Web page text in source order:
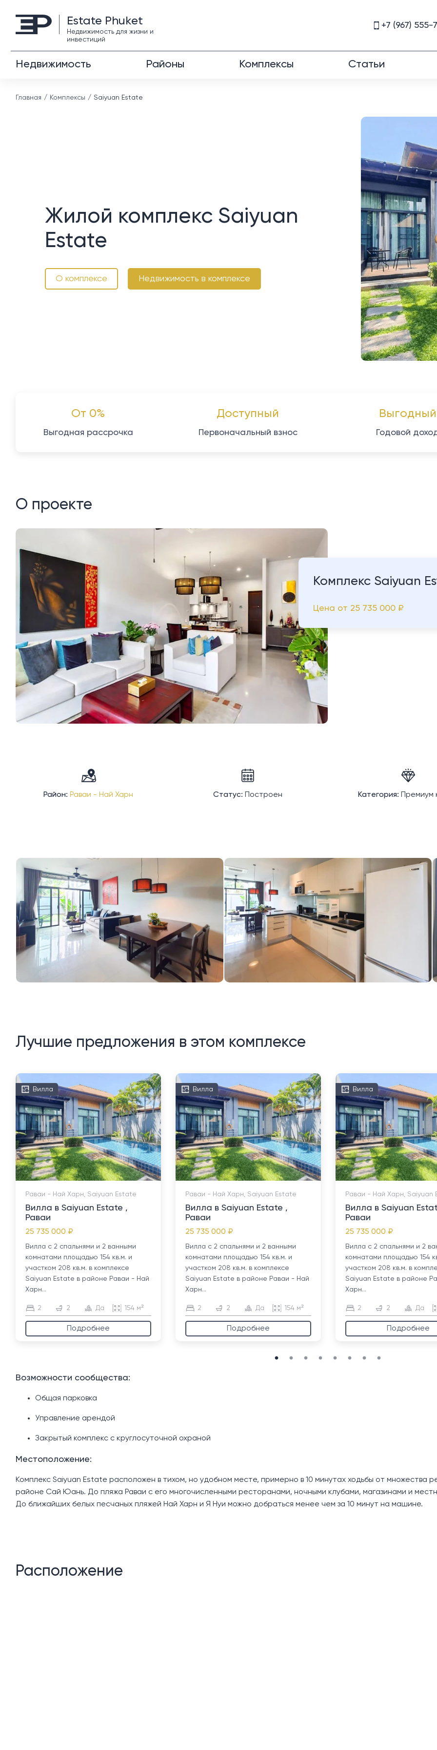
Estate Phuket
Недвижимость для жизни и
инвестиций
+7 (967) 555-
Недвижимость Районы Комплексы Статьи
Главная Комплексы Saiyuan Estate
Жилой комплекс Saiyuan
Estate
О комплексе Недвижимость в комплексе
От 0%
Выгодная рассрочка
Доступный
Первоначальный взнос
Выгодный
Годовой
О проекте
Комплекс Saiyuan
Цена от 25 735 000 ₽
Район: Раваи - Най Харн Статус: Построен Категория: Премиум
Лучшие предложения в этом комплексе
Вилла
Раваи - Най Харн, Saiyuan Estate
Вилла в Saiyuan Estate ,
Раваи
25 735 000 ₽
Вилла с 2 спальнями и 2 ванными
комнатами площадью 154 кв.м. и
участком 208 кв.м. в комплексе
Saiyuan Estate в районе Раваи - Най
Харн...
2 2 Да 154 м²
Подробнее
Вилла
Раваи - Най Харн, Saiyuan Estate
Вилла в Saiyuan Estate ,
Раваи
25 735 000 ₽
Вилла с 2 спальнями и 2 ванными
комнатами площадью 154 кв.м. и
участком 208 кв.м. в комплексе
Saiyuan Estate в районе Раваи - Най
Харн...
2 2 Да 154 м²
Подробнее
Вилла
Раваи - Най Харн, Saiyuan
Вилла в Saiyuan
Раваи
25 735 000 ₽
Вилла с 2 спальнями и 2
комнатами площадью 154
участком 208 кв.м. в
Saiyuan Estate в районе
Харн...
2 2 Да
Подробнее
Возможности сообщества:
Общая парковка
Управление арендой
Закрытый комплекс с круглосуточной охраной
Местоположение:
Комплекс Saiyuan Estate расположен в тихом, но удобном месте, примерно в 10 минутах ходьбы от множества
районе Сай Юань. До пляжа Раваи с его многочисленными ресторанами, ночными клубами, магазинами и
До ближайших белых песчаных пляжей Най Харн и Я Нуи можно добраться менее чем за 10 минут на машине.
Расположение